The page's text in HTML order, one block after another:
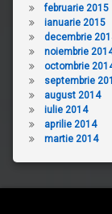
februarie 2015
ianuarie 2015
decembrie
noiembrie
octombrie
septembrie
august 2014
iulie 2014
aprilie 2014
martie 2014